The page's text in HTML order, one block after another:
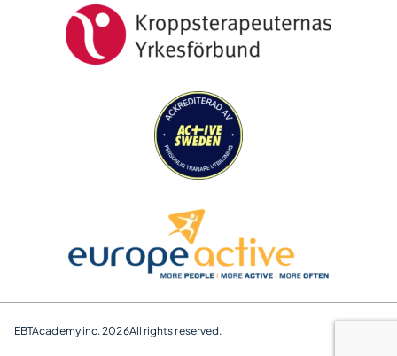
EBTAcademy inc. 2026All rights reserved.